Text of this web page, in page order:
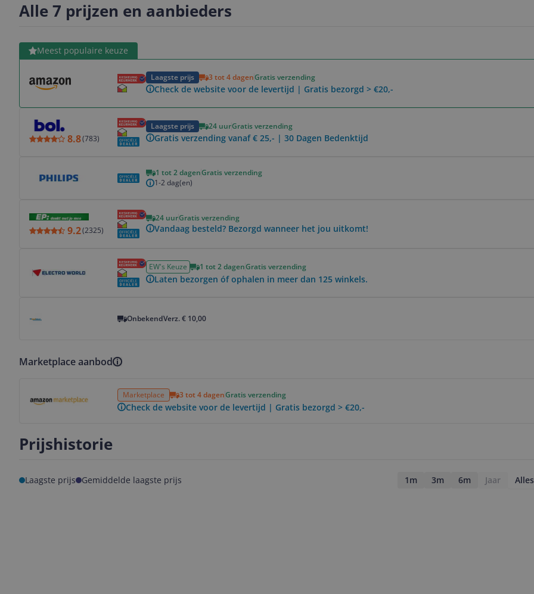
Alle 7 prijzen en aanbieders
Meest populaire keuze
Laagste prijs 3 tot 4 dagenGratis verzending
Check de website voor de levertijd | Gratis bezorgd > €20,-
Bekijk product
8.8(783)
Laagste prijs 24 uurGratis verzending
Gratis verzending vanaf € 25,- | 30 Dagen Bedenktijd
1 tot 2 dagenGratis verzending
1-2 dag(en)
9.2(2325)
24 uurGratis verzending
Vandaag besteld? Bezorgd wanneer het jou uitkomt!
EW's Keuze 1 tot 2 dagenGratis verzending
Laten bezorgen óf ophalen in meer dan 125 winkels.
OnbekendVerz. € 10,00
Marketplace aanbod
Marketplace 3 tot 4 dagenGratis verzending
Check de website voor de levertijd | Gratis bezorgd > €20,-
Prijshistorie
Laagste prijs Gemiddelde laagste prijs 1m 3m 6m Jaar Alles